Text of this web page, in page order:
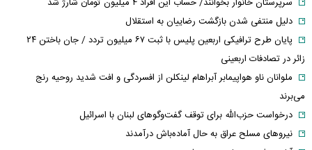
دلیل منتفی شدن بازگشت رضاییان به استقلال
پایان طرح ترافیکی اربعین پلیس با ثبت ۶۷ میلیون تردد / جان باختن ۲۴
زائر در تصادفات اربعینی
ملوانان ناو هواپیمابر آبراهام لینکلن از افسردگی و افت شدید روحیه رنج
می‌برند
درخواست حزب‌الله برای توقف گفت‌وگوهای لبنان با اسرائیل
نیروهای مسلح عراق به حال آماده‌باش درآمدند